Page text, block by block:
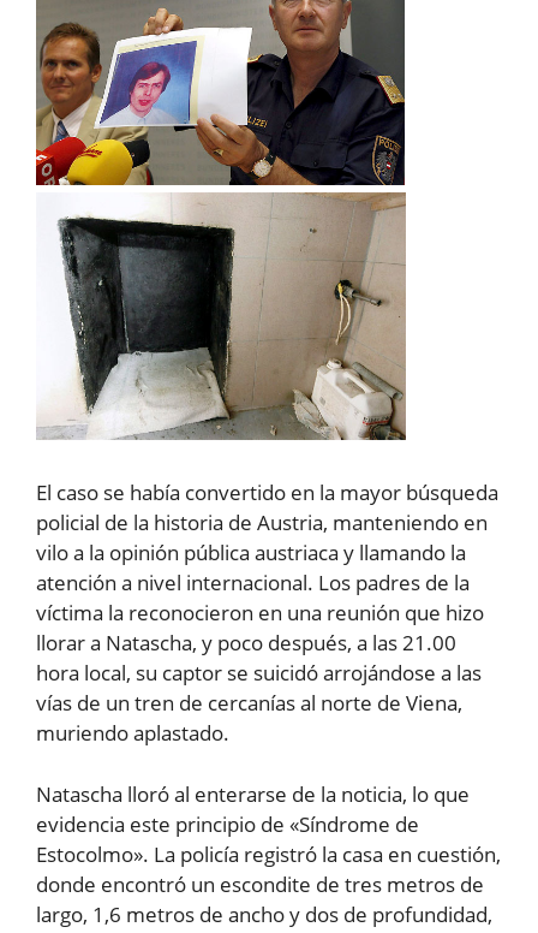
El caso se había convertido en la mayor búsqueda
policial de la historia de Austria, manteniendo en
vilo a la opinión pública austriaca y llamando la
atención a nivel internacional. Los padres de la
víctima la reconocieron en una reunión que hizo
llorar a Natascha, y poco después, a las 21.00
hora local, su captor se suicidó arrojándose a las
vías de un tren de cercanías al norte de Viena,
muriendo aplastado.
Natascha lloró al enterarse de la noticia, lo que
evidencia este principio de «Síndrome de
Estocolmo». La policía registró la casa en cuestión,
donde encontró un escondite de tres metros de
largo, 1,6 metros de ancho y dos de profundidad,